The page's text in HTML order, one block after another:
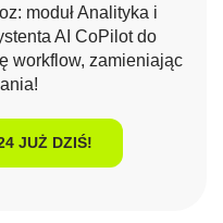
moduł Analityka i
AI CoPilot do
workflow, zamieniając
JUŻ DZIŚ!